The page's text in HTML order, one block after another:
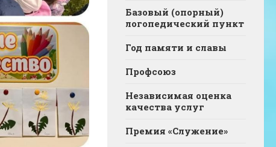
Базовый (опорный)
логопедический пункт
Год памяти и славы
Профсоюз
Независимая оценка
качества услуг
Премия «Служение»